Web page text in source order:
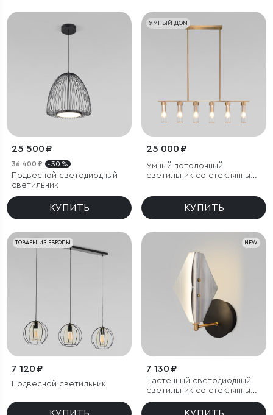
25 500 ₽
36 400 ₽ - 30 %
Подвесной светодиодный
светильник
КУПИТЬ
УМНЫЙ ДОМ
25 000 ₽
Умный потолочный
светильник со стеклянными
КУПИТЬ
ТОВАРЫ ИЗ ЕВРОПЫ
7 120 ₽
Подвесной светильник
NEW
7 130 ₽
Настенный светодиодный
светильник со стеклянным
плафоном